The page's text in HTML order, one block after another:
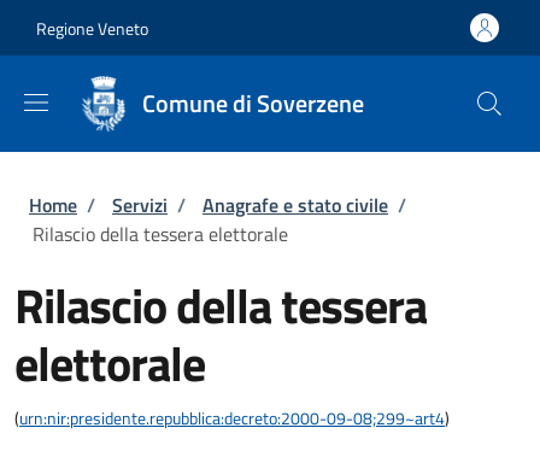
Regione Veneto
Comune di Soverzene
Briciole di pane
Home / Servizi / Anagrafe e stato civile /
Rilascio della tessera elettorale
Rilascio della tessera
elettorale
(urn:nir:presidente.repubblica:decreto:2000-09-08;299~art4)